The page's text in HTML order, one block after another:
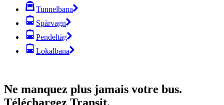
Tunnelbana
Spårvagn
Pendeltåg
Lokalbana
Ne manquez plus jamais votre bus.
Téléchargez Transit.